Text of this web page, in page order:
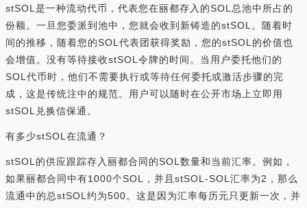
stSOL是一种流动代币，代表您在丽都存入的SOL总池中所占的
份额。一旦您委派到池中，您就会收到新铸造的stSOL。随着时
间的推移，随着您的SOL代表团获得奖励，您的stSOL的价值也
会增值。没有等待接收stSOL令牌的时间。当用户委托他们的
SOL代币时，他们不需要执行或等待任何委托或激活步骤的完
成，这是传统注中的规范。用户可以随时在公开市场上立即用
stSOL兑换信保通。
有多少stSOL在流通？
stSOL的供应跟踪存入丽都合同的SOL数量和当前汇率。例如，
如果丽都合同中有1000个SOL，并且stSOL-SOL汇率为2，那么
流通中的总stSOL约为500。这是因为汇率每历元只更新一次，并